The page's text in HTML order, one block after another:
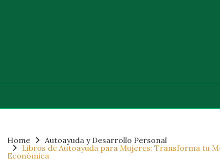
content
Home
Autoayuda y Desarrollo Personal
Libros de Autoayuda para Mujeres: Transforma tu
Económica